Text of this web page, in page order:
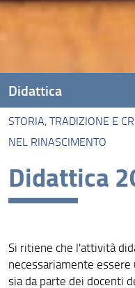
STORIA, TRADIZIONE E
NEL RINASCIMENTO
Didattica
Si ritiene che l'attività
necessariamente essere
sia da parte dei docenti
Didattica
Storia, tradizione e
Rinascimento